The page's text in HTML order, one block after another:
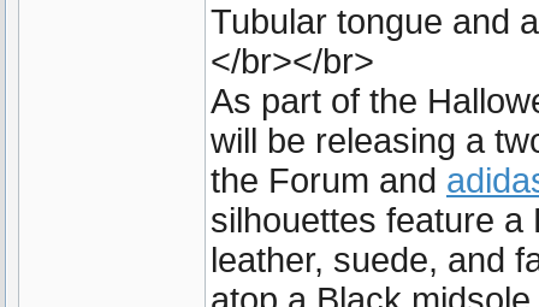
Tubular tongue and
</br></br>
As part of the
will be releasing a
the Forum and
silhouettes feature
leather, suede, and